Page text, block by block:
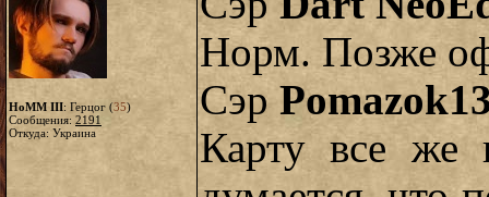
HoMM III: Герцог (35)
Сообщения: 2191
Откуда: Украина
Норм. Позже
Сэр
Карту все же